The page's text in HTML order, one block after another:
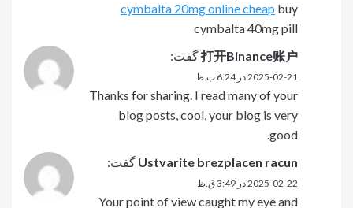
cymbalta 20mg online cheap buy
cymbalta 40mg pill
打开Binance账户گفت:
2025-02-21 در 6:24 ب.ظ
Thanks for sharing. I read many of your
blog posts, cool, your blog is very
good.
Ustvarite brezplacen racun گفت:
2025-02-22 در 3:49 ق.ظ
Your point of view caught my eye and